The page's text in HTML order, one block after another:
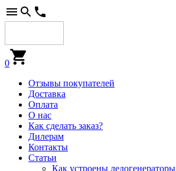
0
Отзывы покупателей
Доставка
Оплата
О нас
Как сделать заказ?
Дилерам
Контакты
Статьи
Как устроены ледогенераторы